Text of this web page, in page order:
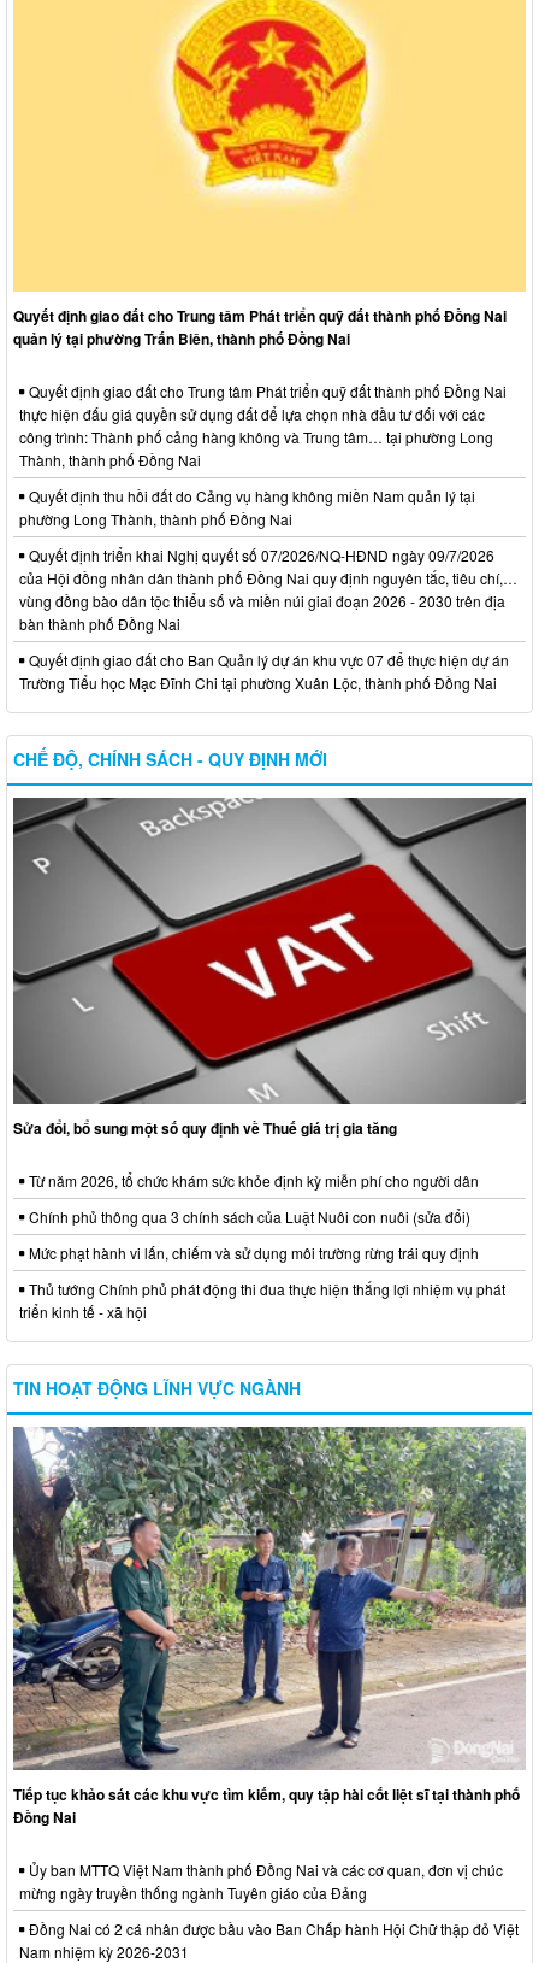
Quyết định giao đất cho Trung tâm Phát triển quỹ đất thành phố Đồng Nai
quản lý tại phường Trấn Biên, thành phố Đồng Nai
Quyết định giao đất cho Trung tâm Phát triển quỹ đất thành phố Đồng Nai
thực hiện đấu giá quyền sử dụng đất để lựa chọn nhà đầu tư đối với các
công trình: Thành phố cảng hàng không và Trung tâm… tại phường Long
Thành, thành phố Đồng Nai
Quyết định thu hồi đất do Cảng vụ hàng không miền Nam quản lý tại
phường Long Thành, thành phố Đồng Nai
Quyết định triển khai Nghị quyết số 07/2026/NQ-HĐND ngày 09/7/2026
của Hội đồng nhân dân thành phố Đồng Nai quy định nguyên tắc, tiêu chí,…
vùng đồng bào dân tộc thiểu số và miền núi giai đoạn 2026 - 2030 trên địa
bàn thành phố Đồng Nai
Quyết định giao đất cho Ban Quản lý dự án khu vực 07 để thực hiện dự án
Trường Tiểu học Mạc Đĩnh Chi tại phường Xuân Lộc, thành phố Đồng Nai
CHẾ ĐỘ, CHÍNH SÁCH - QUY ĐỊNH MỚI
Sửa đổi, bổ sung một số quy định về Thuế giá trị gia tăng
Từ năm 2026, tổ chức khám sức khỏe định kỳ miễn phí cho người dân
Chính phủ thông qua 3 chính sách của Luật Nuôi con nuôi (sửa đổi)
Mức phạt hành vi lấn, chiếm và sử dụng môi trường rừng trái quy định
Thủ tướng Chính phủ phát động thi đua thực hiện thắng lợi nhiệm vụ phát
triển kinh tế - xã hội
TIN HOẠT ĐỘNG LĨNH VỰC NGÀNH
Tiếp tục khảo sát các khu vực tìm kiếm, quy tập hài cốt liệt sĩ tại thành phố
Đồng Nai
Ủy ban MTTQ Việt Nam thành phố Đồng Nai và các cơ quan, đơn vị chúc
mừng ngày truyền thống ngành Tuyên giáo của Đảng
Đồng Nai có 2 cá nhân được bầu vào Ban Chấp hành Hội Chữ thập đỏ Việt
Nam nhiệm kỳ 2026-2031